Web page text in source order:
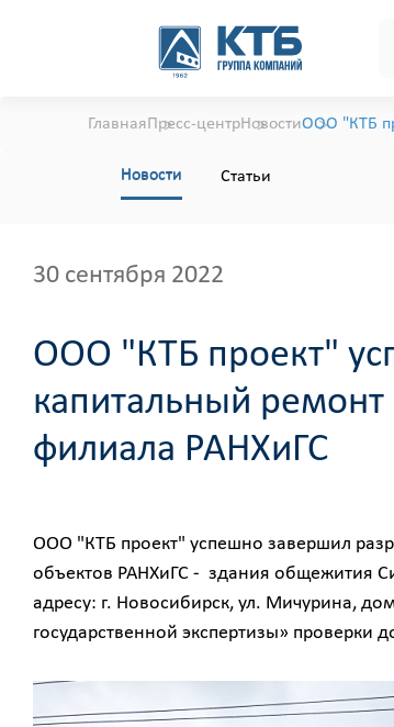
ГлавнаяПресс-центрНовостиООО "КТБ
Новости Статьи
30 сентября 2022
ООО "КТБ проект"
капитальный ремонт
филиала РАНХиГС
ООО "КТБ проект" успешно завершил
объектов РАНХиГС - здания общежития
адресу: г. Новосибирск, ул. Мичурина,
государственной экспертизы» проверки